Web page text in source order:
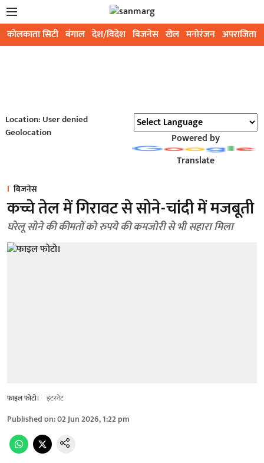
कोलकाता सिटी बंगाल देश/विदेश बिजनेस खेल मनोरंजन अपराजिता
Location: User denied
Geolocation
Powered by
Translate
बिजनेस
कच्चे तेल में गिरावट से सोने-चांदी में मजबूती
घरेलू सोने की कीमतों को रुपये की कमजोरी से भी सहारा मिला
फाइल फोटो। इंटरनेट
Published on:02 Jun 2026, 1:22 pm